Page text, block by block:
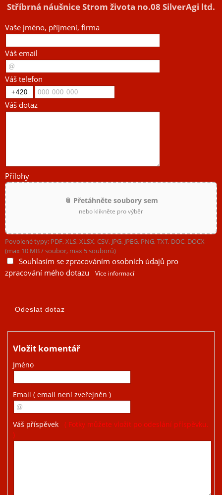
Stříbrná náušnice Strom života no.08 SilverAgi ltd.
Vaše jméno, příjmení, firma
Váš email
Váš telefon
Váš dotaz
Přílohy
📎 Přetáhněte soubory sem
nebo klikněte pro výběr
Povolené typy: PDF, XLS, XLSX, CSV, JPG, JPEG, PNG, TXT, DOC, DOCX
(max 10 MB / soubor, max 5 souborů)
Souhlasím se zpracováním osobních údajů pro
zpracování mého dotazu
Více informací
Vložit komentář
Jméno
Email ( email není zveřejněn )
Váš příspěvek
( Fotky můžete vložit po odeslání příspěvku.
)